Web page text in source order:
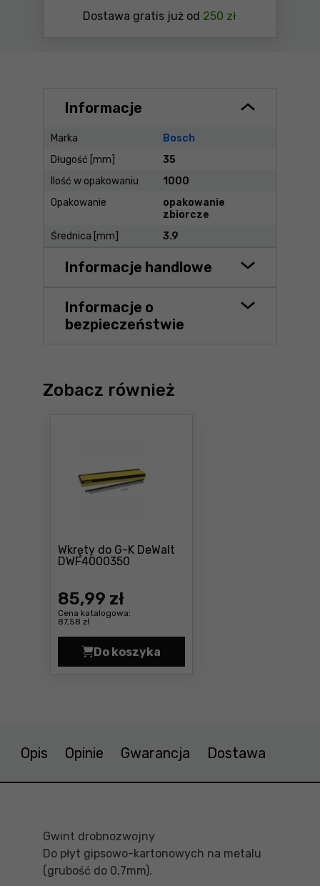
Dostawa gratis już od 250 zł
Informacje
Marka
Bosch
Długość [mm]
35
Ilość w opakowaniu
1000
Opakowanie
opakowanie
zbiorcze
Średnica [mm]
3.9
Informacje handlowe
Informacje o
bezpieczeństwie
Zobacz również
Wkręty do G-K DeWalt
DWF4000350
85,99 zł
Cena katalogowa:
87,58 zł
Do koszyka
Wkręty do G-K DeWalt
Opis Opinie Gwarancja Dostawa
Gwint drobnozwojny
Do płyt gipsowo-kartonowych na metalu
(grubość do 0,7mm).